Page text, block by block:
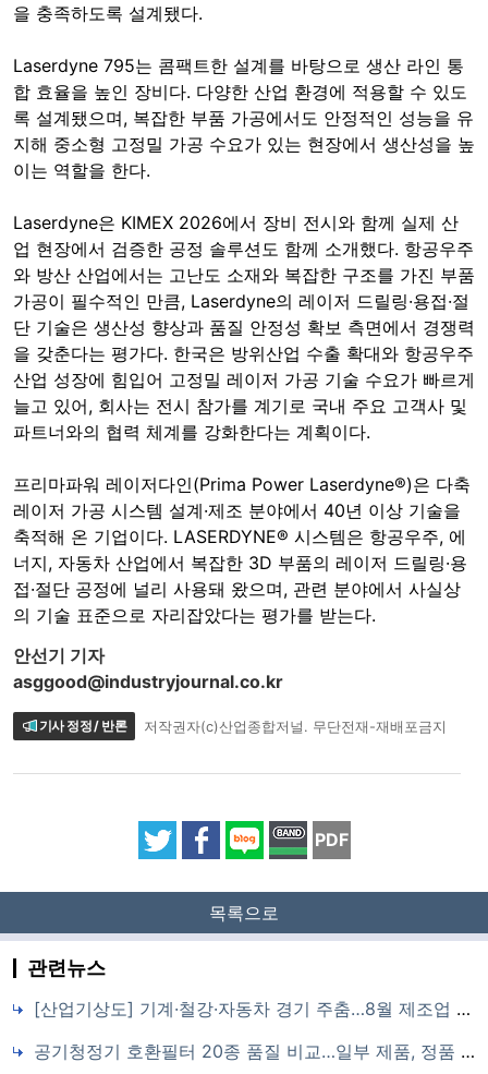
을 충족하도록 설계됐다.
Laserdyne 795는 콤팩트한 설계를 바탕으로 생산 라인 통
합 효율을 높인 장비다. 다양한 산업 환경에 적용할 수 있도
록 설계됐으며, 복잡한 부품 가공에서도 안정적인 성능을 유
지해 중소형 고정밀 가공 수요가 있는 현장에서 생산성을 높
이는 역할을 한다.
Laserdyne은 KIMEX 2026에서 장비 전시와 함께 실제 산
업 현장에서 검증한 공정 솔루션도 함께 소개했다. 항공우주
와 방산 산업에서는 고난도 소재와 복잡한 구조를 가진 부품
가공이 필수적인 만큼, Laserdyne의 레이저 드릴링·용접·절
단 기술은 생산성 향상과 품질 안정성 확보 측면에서 경쟁력
을 갖춘다는 평가다. 한국은 방위산업 수출 확대와 항공우주
산업 성장에 힘입어 고정밀 레이저 가공 기술 수요가 빠르게
늘고 있어, 회사는 전시 참가를 계기로 국내 주요 고객사 및
파트너와의 협력 체계를 강화한다는 계획이다.
프리마파워 레이저다인(Prima Power Laserdyne®)은 다축
레이저 가공 시스템 설계·제조 분야에서 40년 이상 기술을
축적해 온 기업이다. LASERDYNE® 시스템은 항공우주, 에
너지, 자동차 산업에서 복잡한 3D 부품의 레이저 드릴링·용
접·절단 공정에 널리 사용돼 왔으며, 관련 분야에서 사실상
의 기술 표준으로 자리잡았다는 평가를 받는다.
안선기 기자
asggood@industryjournal.co.kr
기사 정정 / 반론 저작권자(c)산업종합저널. 무단전재-재배포금지
PDF
목록으로
관련뉴스
[산업기상도] 기계·철강·자동차 경기 주춤…8월 제조업 전망 다시 100 아래로
공기청정기 호환필터 20종 품질 비교…일부 제품, 정품 대비 제거성능 떨어져